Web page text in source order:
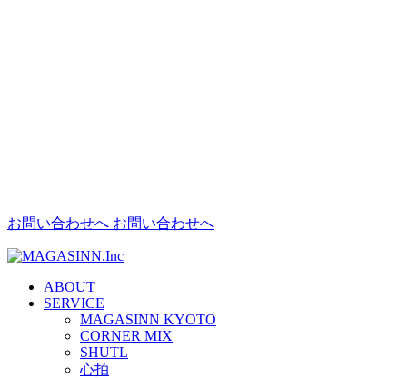
お問い合わせへ お問い合わせへ
ABOUT
SERVICE
MAGASINN KYOTO
CORNER MIX
SHUTL
心拍